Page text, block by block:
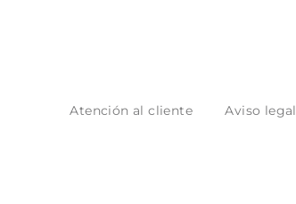
Atención al cliente Aviso legal